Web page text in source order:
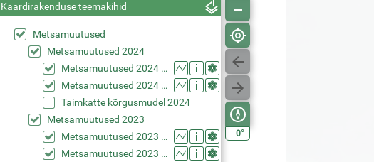
0°
Kaardirakenduse teemakihid
Metsamuutused
Metsamuutused 2024
Metsamuutused 2024 (kevad)
Metsamuutused 2024 (suvi)
Taimkatte kõrgusmudel 2024
Metsamuutused 2023
Metsamuutused 2023 (kevad)
Metsamuutused 2023 (suvi)